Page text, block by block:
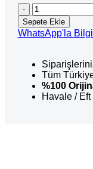
Axr1
Resin
Ribon
Siyah
x
300mt
(OUT)
adet
Sepete Ekle
WhatsApp'la Bilgi
Tüm
%100
Havale / Eft